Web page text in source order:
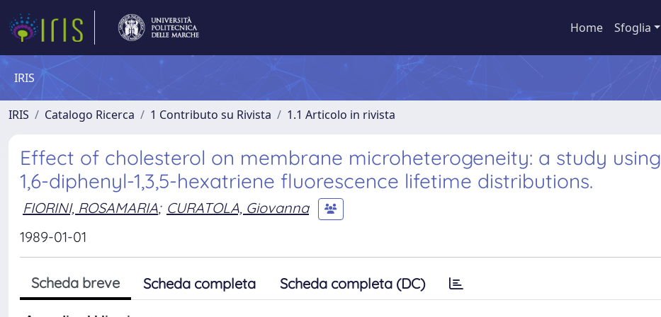
Home Sfoglia
IRIS
IRIS Catalogo Ricerca 1 Contributo su Rivista 1.1 Articolo in rivista
Effect of cholesterol on membrane microheterogeneity: a study using
1,6-diphenyl-1,3,5-hexatriene fluorescence lifetime distributions.
FIORINI, ROSAMARIA; CURATOLA, Giovanna
1989-01-01
Scheda breve Scheda completa Scheda completa (DC)